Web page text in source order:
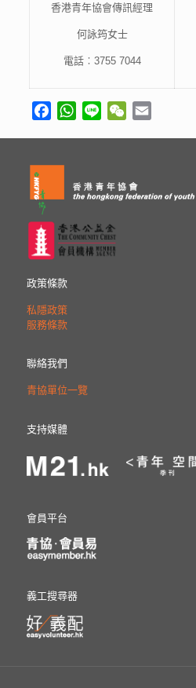
香港青年協會傳訊經理
何詠筠女士
電話︰3755 7044
FacebookWhatsApp
Line WeChat
政策條款
私隱政策
服務條款
聯絡我們
青協單位一覽
支持媒體
會員平台
義工搜尋器